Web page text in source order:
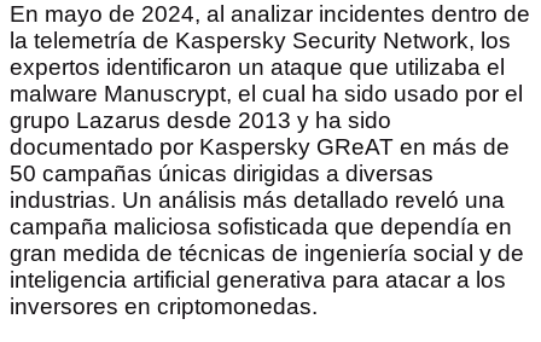
En mayo de 2024, al analizar incidentes dentro de
la telemetría de Kaspersky Security Network, los
expertos identificaron un ataque que utilizaba el
malware Manuscrypt, el cual ha sido usado por el
grupo Lazarus desde 2013 y ha sido
documentado por Kaspersky GReAT en más de
50 campañas únicas dirigidas a diversas
industrias. Un análisis más detallado reveló una
campaña maliciosa sofisticada que dependía en
gran medida de técnicas de ingeniería social y de
inteligencia artificial generativa para atacar a los
inversores en criptomonedas.